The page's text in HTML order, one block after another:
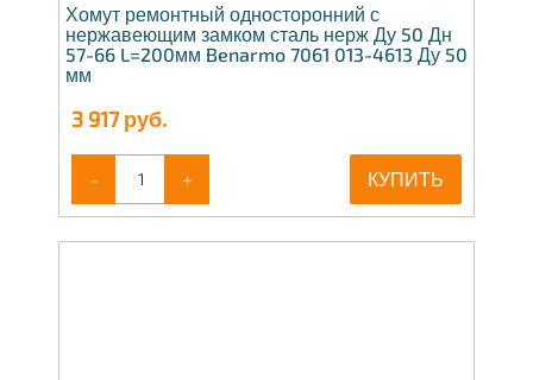
Хомут ремонтный односторонний с
нержавеющим замком сталь нерж Ду 50 Дн
57-66 L=200мм Benarmo 7061 013-4613 Ду 50
мм
3 917руб.
- + КУПИТЬ